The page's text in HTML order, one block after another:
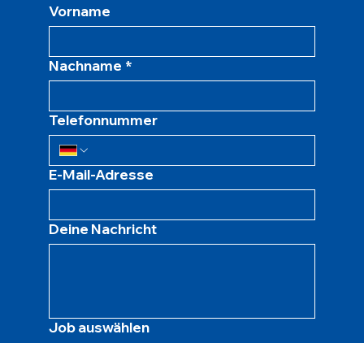
Vorname
Nachname *
Telefonnummer
E-Mail-Adresse
Deine Nachricht
Job auswählen